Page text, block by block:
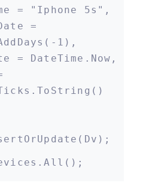
= "Iphone 5s",
=
1),
DateTime.Now,